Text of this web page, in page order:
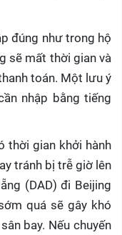
đúng như trong hộ
sẽ mất thời gian và
toán. Một lưu ý
nhập bằng tiếng
thời gian khởi hành
tránh bị trễ giờ lên
(DAD) đi Beijing
quá sẽ gây khó
bay. Nếu chuyến